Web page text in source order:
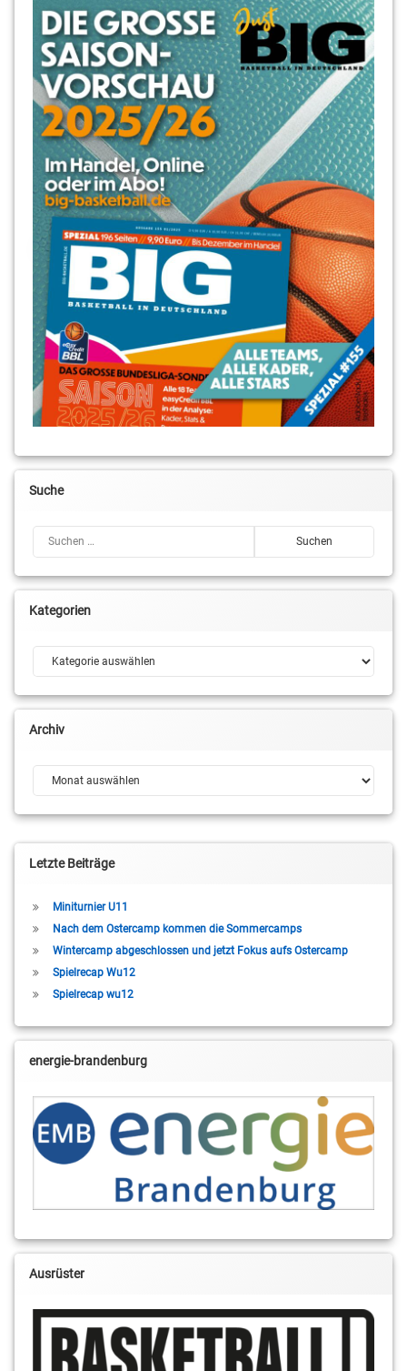
Suche
Kategorien
Kategorien
Archiv
Archiv
Letzte Beiträge
Miniturnier U11
Nach dem Ostercamp kommen die Sommercamps
Wintercamp abgeschlossen und jetzt Fokus aufs Ostercamp
Spielrecap Wu12
Spielrecap wu12
energie-brandenburg
Ausrüster